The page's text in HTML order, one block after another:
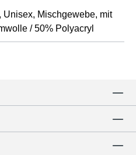
Unisex, Mischgewebe, mit
/ 50% Polyacryl